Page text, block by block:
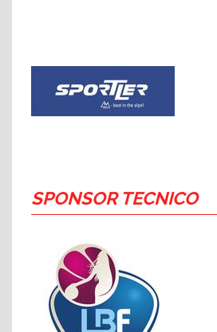
SPONSOR TECNICO